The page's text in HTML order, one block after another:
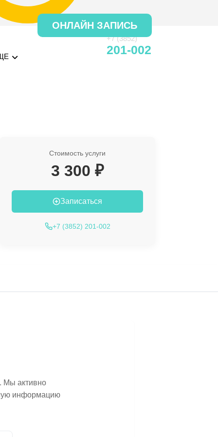
+7 (3852)
201-002
ОНЛАЙН ЗАПИСЬ
Стоимость услуги
3 300 ₽
Записаться
+7 (3852) 201-002
Мы активно
информацию